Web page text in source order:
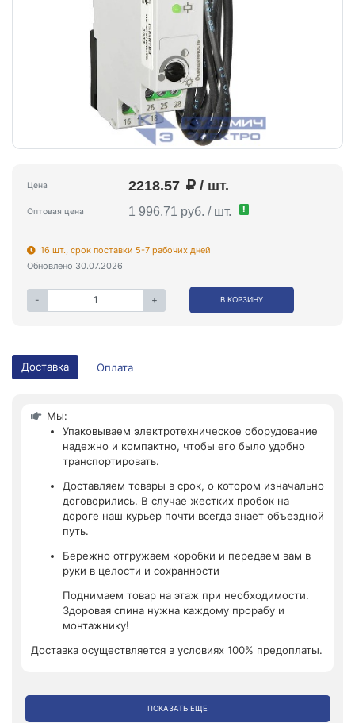
Цена 2218.57 / шт.
Оптовая цена 1 996.71 руб. / шт. !
16 шт., срок поставки 5-7 рабочих дней
Обновлено 30.07.2026
- + В КОРЗИНУ
Доставка Оплата
Мы:
Упаковываем электротехническое оборудование
надежно и компактно, чтобы его было удобно
транспортировать.
Доставляем товары в срок, о котором изначально
договорились. В случае жестких пробок на
дороге наш курьер почти всегда знает объездной
путь.
Бережно отгружаем коробки и передаем вам в
руки в целости и сохранности
Поднимаем товар на этаж при необходимости.
Здоровая спина нужна каждому прорабу и
монтажнику!
Доставка осуществляется в условиях 100% предоплаты.
ПОКАЗАТЬ ЕЩЕ